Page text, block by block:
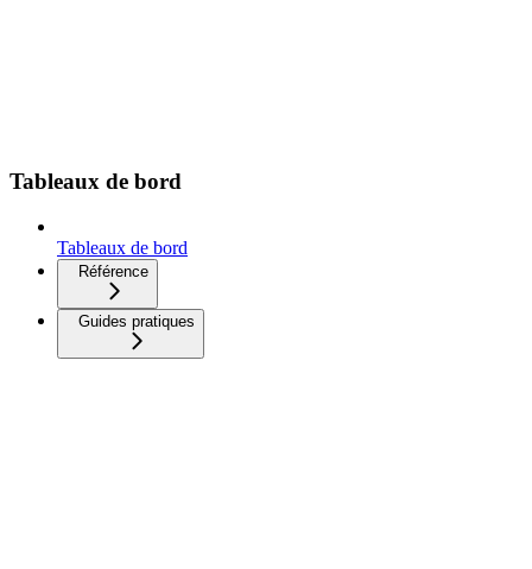
Tableaux de bord
Tableaux de bord
Référence
Guides pratiques